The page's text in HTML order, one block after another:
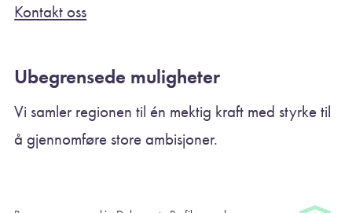
Kontakt oss
Ubegrensede muligheter
Vi samler regionen til én mektig kraft med styrke til
å gjennomføre store ambisjoner.